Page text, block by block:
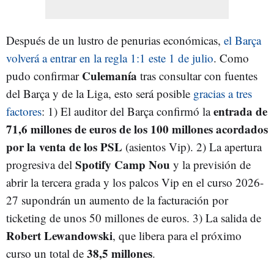
Después de un lustro de penurias económicas, el Barça
volverá a entrar en la regla 1:1 este 1 de julio. Como
pudo confirmar Culemanía tras consultar con fuentes
del Barça y de la Liga, esto será posible gracias a tres
factores: 1) El auditor del Barça confirmó laentrada de
71,6 millones de euros de los 100 millones acordados
por la venta de los PSL (asientos Vip). 2) La apertura
progresiva del Spotify Camp Nou y la previsión de
abrir la tercera grada y los palcos Vip en el curso 2026-
27 supondrán un aumento de la facturación por
ticketing de unos 50 millones de euros. 3) La salida de
Robert Lewandowski, que libera para el próximo
curso un total de 38,5 millones.